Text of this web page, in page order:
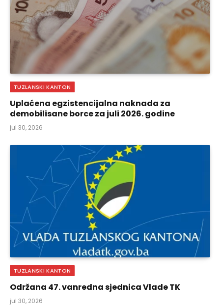
TUZLANSKI KANTON
Uplaćena egzistencijalna naknada za
demobilisane borce za juli 2026. godine
jul 30, 2026
TUZLANSKI KANTON
Održana 47. vanredna sjednica Vlade TK
jul 30, 2026